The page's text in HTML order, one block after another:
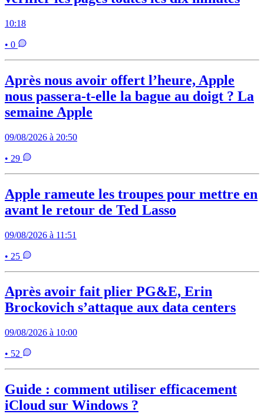
10:18
• 0
Après nous avoir offert l’heure, Apple
nous passera-t-elle la bague au doigt ? La
semaine Apple
09/08/2026 à 20:50
• 29
Apple rameute les troupes pour mettre en
avant le retour de Ted Lasso
09/08/2026 à 11:51
• 25
Après avoir fait plier PG&E, Erin
Brockovich s’attaque aux data centers
09/08/2026 à 10:00
• 52
Guide : comment utiliser efficacement
iCloud sur Windows ?